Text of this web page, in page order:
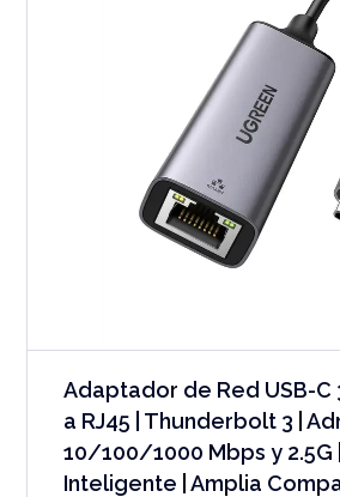
Adaptador de Red USB-C
a RJ45 | Thunderbolt 3 |
10/100/1000 Mbps y 2.5G
Inteligente | Amplia